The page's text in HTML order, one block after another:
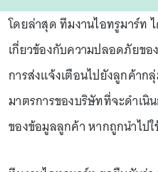
โดยล่าสุด ทีมงานไอทรูมาร์ท
เกี่ยวข้องกับความปลอดภัยข
การส่งแจ้งเตือนไปยังลูกค้าก
มาตรการของบริษัทที่จะดำเ
ของข้อมูลลูกค้า หากถูกนำไป